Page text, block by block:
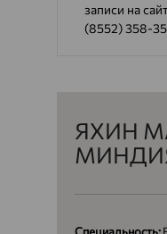
записи на
(8552) 358-
ЯХИН
Специальность: